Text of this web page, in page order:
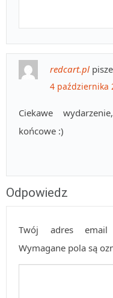
redcart.pl
4 października
Ciekawe
końcowe :)
Odpowiedz
Twój adres email
Wymagane pola są